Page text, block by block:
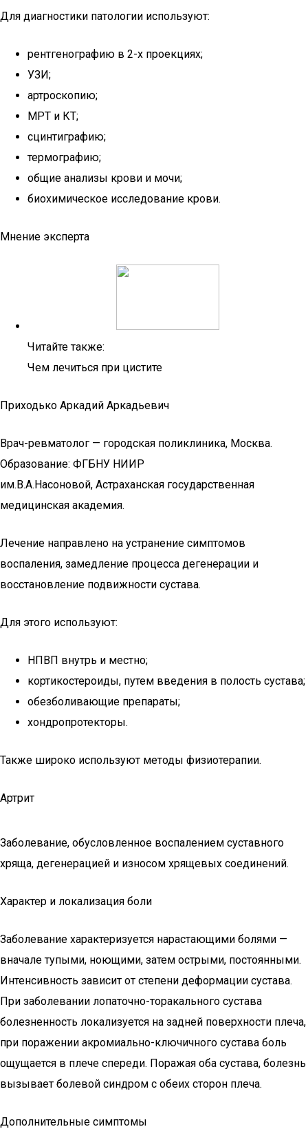
Для диагностики патологии используют:
рентгенографию в 2-х проекциях;
УЗИ;
артроскопию;
МРТ и КТ;
сцинтиграфию;
термографию;
общие анализы крови и мочи;
биохимическое исследование крови.
Мнение эксперта
Читайте также:
Чем лечиться при цистите
Приходько Аркадий Аркадьевич
Врач-ревматолог — городская поликлиника, Москва.
Образование: ФГБНУ НИИР
им.В.А.Насоновой, Астраханская государственная
медицинская академия.
Лечение направлено на устранение симптомов
воспаления, замедление процесса дегенерации и
восстановление подвижности сустава.
Для этого используют:
НПВП внутрь и местно;
кортикостероиды, путем введения в полость сустава;
обезболивающие препараты;
хондропротекторы.
Также широко используют методы физиотерапии.
Артрит
Заболевание, обусловленное воспалением суставного
хряща, дегенерацией и износом хрящевых соединений.
Характер и локализация боли
Заболевание характеризуется нарастающими болями —
вначале тупыми, ноющими, затем острыми, постоянными.
Интенсивность зависит от степени деформации сустава.
При заболевании лопаточно-торакального сустава
болезненность локализуется на задней поверхности плеча,
при поражении акромиально-ключичного сустава боль
ощущается в плече спереди. Поражая оба сустава, болезнь
вызывает болевой синдром с обеих сторон плеча.
Дополнительные симптомы